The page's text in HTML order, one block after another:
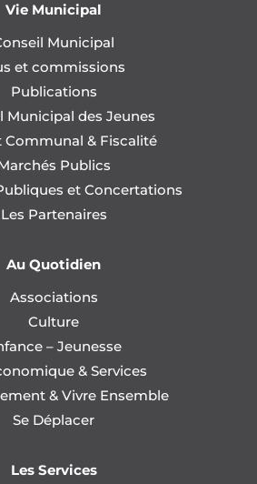
Vie Municipal
Municipal
et commissions
Publications
Municipal des Jeunes
Communal & Fiscalité
Publics
et Concertations
Les Partenaires
Au Quotidien
Associations
Culture
– Jeunesse
& Services
& Vivre Ensemble
Se Déplacer
Les Services